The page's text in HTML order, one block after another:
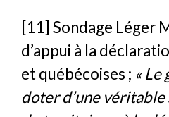
[11] Sondage Léger
d’appui à la
et québécoises ; «
doter d’une